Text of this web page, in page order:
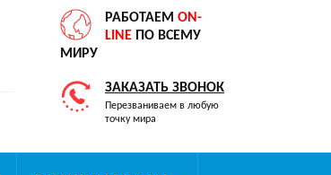
РАБОТАЕМ ON-
LINE ПО ВСЕМУ
МИРУ
ЗАКАЗАТЬ ЗВОНОК
Перезваниваем в любую
точку мира